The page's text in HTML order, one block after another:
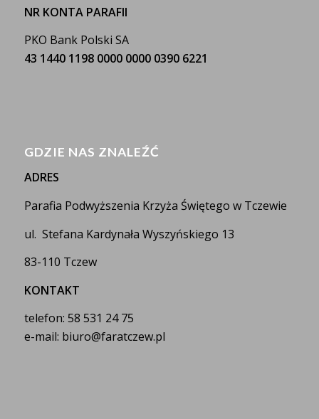
NR KONTA PARAFII
PKO Bank Polski SA
43 1440 1198 0000 0000 0390 6221
GDZIE NAS ZNALEŹĆ
ADRES
Parafia Podwyższenia Krzyża Świętego w Tczewie
ul. Stefana Kardynała Wyszyńskiego 13
83-110 Tczew
KONTAKT
telefon: 58 531 24 75
e-mail: biuro@faratczew.pl